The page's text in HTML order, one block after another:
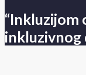
“Inkluzijom
inkluzivnog